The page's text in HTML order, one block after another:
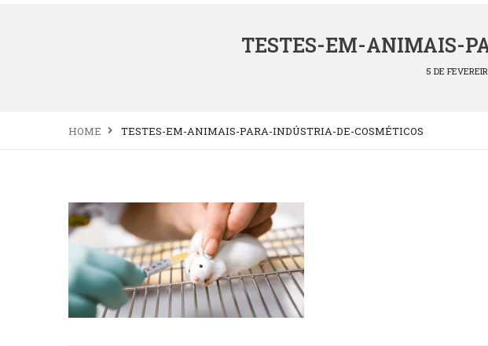
TESTES-EM-ANIMAIS-
5 DE
HOME TESTES-EM-ANIMAIS-PARA-INDÚSTRIA-DE-COSMÉTICOS